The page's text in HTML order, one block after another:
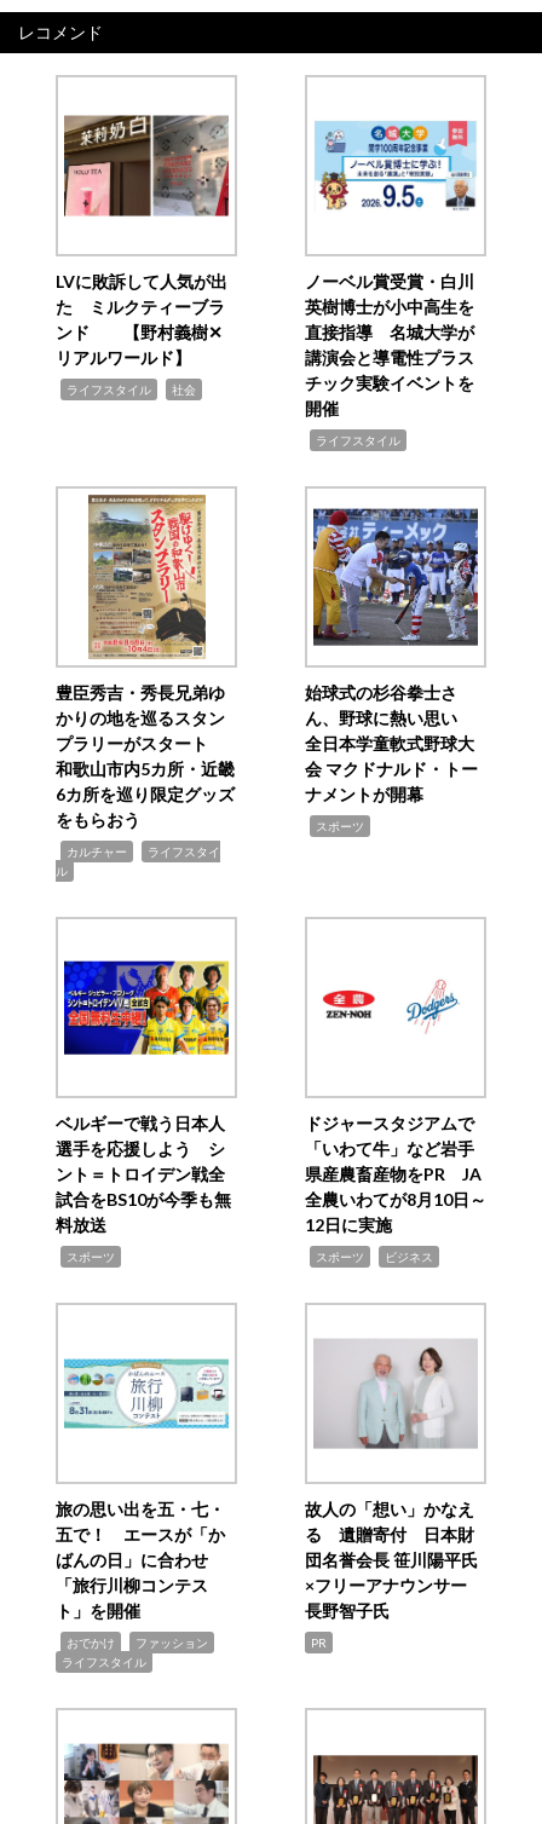
レコメンド
LVに敗訴して人気が出
た ミルクティーブラ
ンド 【野村義樹✕
リアルワールド】
ライフスタイル 社会
ノーベル賞受賞・白川
英樹博士が小中高生を
直接指導 名城大学が
講演会と導電性プラス
チック実験イベントを
開催
ライフスタイル
豊臣秀吉・秀長兄弟ゆ
かりの地を巡るスタン
プラリーがスタート
和歌山市内5カ所・近畿
6カ所を巡り限定グッズ
をもらおう
カルチャー
ライフスタイ
ル
始球式の杉谷拳士さ
ん、野球に熱い思い
全日本学童軟式野球大
会 マクドナルド・トー
ナメントが開幕
スポーツ
ベルギーで戦う日本人
選手を応援しよう シ
ント＝トロイデン戦全
試合をBS10が今季も無
料放送
スポーツ
ドジャースタジアムで
「いわて牛」など岩手
県産農畜産物をPR JA
全農いわてが8月10日～
12日に実施
スポーツ ビジネス
旅の思い出を五・七・
五で！ エースが「か
ばんの日」に合わせ
「旅行川柳コンテス
ト」を開催
おでかけ ファッション
ライフスタイル
故人の「想い」かなえ
る 遺贈寄付 日本財
団名誉会長 笹川陽平氏
×フリーアナウンサー
長野智子氏
PR